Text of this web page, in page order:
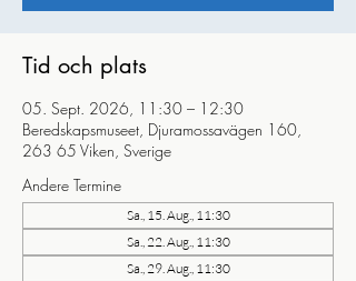
Tid och plats
05. Sept. 2026, 11:30 – 12:30
Beredskapsmuseet, Djuramossavägen 160,
263 65 Viken, Sverige
Andere Termine
Sa., 15. Aug., 11:30
Sa., 22. Aug., 11:30
Sa., 29. Aug., 11:30